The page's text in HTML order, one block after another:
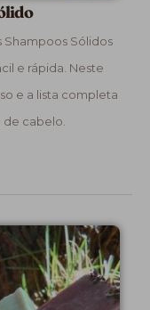
Shampoos Sólidos
e rápida. Neste
e a lista completa
cabelo.